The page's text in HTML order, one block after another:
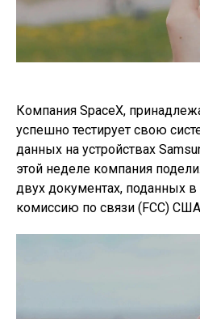
Компания SpaceX,
успешно тестирует свою
данных на устройствах
этой неделе компания
двух документах, поданных
комиссию по связи (FCC)